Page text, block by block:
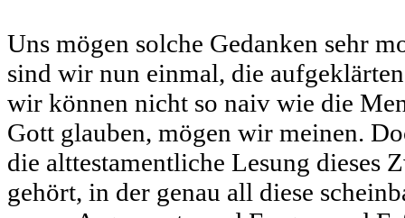
Uns mögen solche Gedanken sehr
sind wir nun einmal, die
wir können nicht so naiv wie die
Gott glauben, mögen wir meinen.
die alttestamentliche Lesung dieses
gehört, in der genau all diese